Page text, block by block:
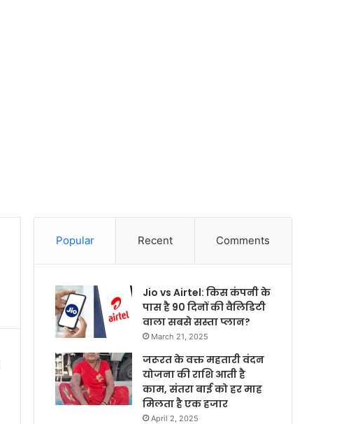
Popular Recent Comments
Jio vs Airtel: किस कंपनी के
पास है 90 दिनों की वैलिडिटी
वाला सबसे सस्ता प्लान?
March 21, 2025
जरूरत के वक्त महतारी वंदन
योजना की राशि आती है
काम, संतरा बाई को हर माह
मिलता है एक हजार
April 2, 2025